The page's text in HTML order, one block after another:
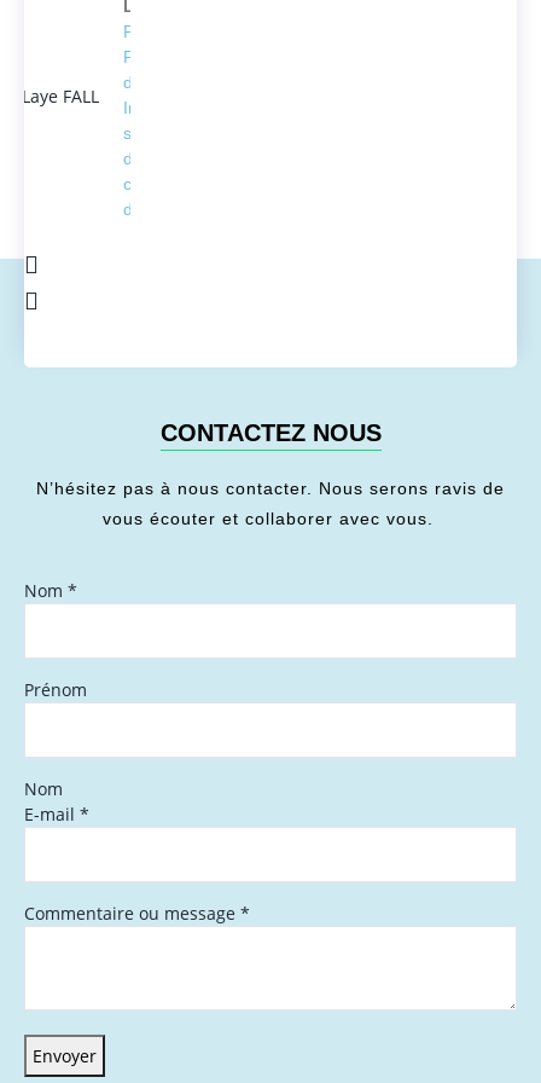
Laye FALL
Président
Fondateur
d'ACTEDUS,
Ingénieur
spécialisé
dans la
conversion
de l'énergie
CONTACTEZ NOUS
N’hésitez pas à nous contacter. Nous serons ravis de
vous écouter et collaborer avec vous.
Nom *
Prénom
Nom
E-mail *
Commentaire ou message *
Envoyer